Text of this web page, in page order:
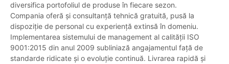
diversifica portofoliul de produse în fiecare sezon.
Compania oferă și consultanță tehnică gratuită, pusă la
dispoziție de personal cu experiență extinsă în domeniu.
Implementarea sistemului de management al calității ISO
9001:2015 din anul 2009 subliniază angajamentul față de
standarde ridicate și o evoluție continuă. Livrarea rapidă și